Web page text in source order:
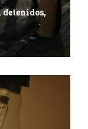
detenidos,